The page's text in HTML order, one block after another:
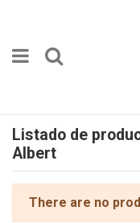
Listado de
Albert
There are no